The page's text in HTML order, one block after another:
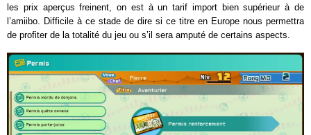
les prix aperçus freinent, on est à un tarif import bien supérieur à de
l’amiibo. Difficile à ce stade de dire si ce titre en Europe nous permettra
de profiter de la totalité du jeu ou s’il sera amputé de certains aspects.